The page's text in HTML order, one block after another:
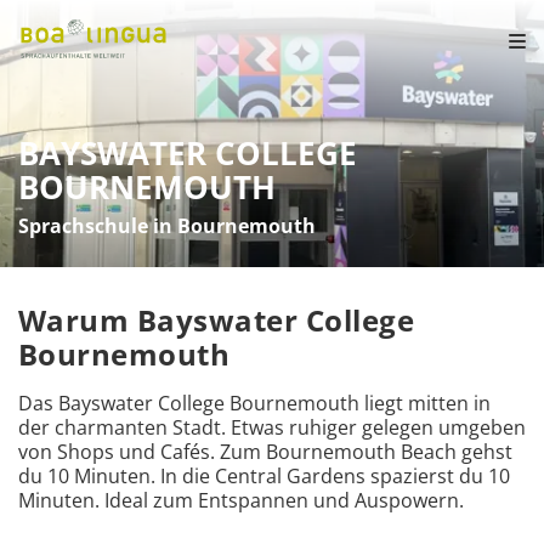
BAYSWATER COLLEGE
BOURNEMOUTH
Sprachschule in Bournemouth
Warum Bayswater College
Bournemouth
Das Bayswater College Bournemouth liegt mitten in
der charmanten Stadt. Etwas ruhiger gelegen umgeben
von Shops und Cafés. Zum Bournemouth Beach gehst
du 10 Minuten. In die Central Gardens spazierst du 10
Minuten. Ideal zum Entspannen und Auspowern.